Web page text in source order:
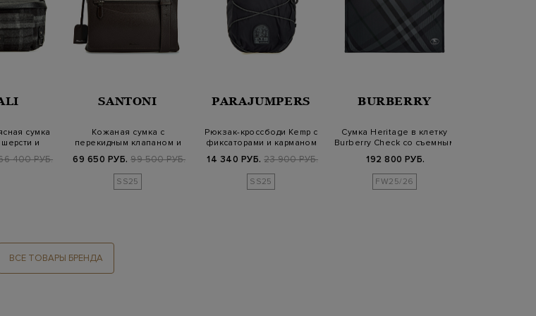
сумка
и
400 РУБ.
SANTONI
Кожаная сумка с
перекидным клапаном и
69 650 РУБ. 99 500 РУБ.
SS25
PARAJUMPERS
Рюкзак-кроссбоди Kemp с
фиксаторами и карманом
14 340 РУБ. 23 900 РУБ.
SS25
BURBERRY
Сумка Heritage в клетку
Burberry Check со съемным
192 800 РУБ.
FW25/26
ВСЕ ТОВАРЫ БРЕНДА